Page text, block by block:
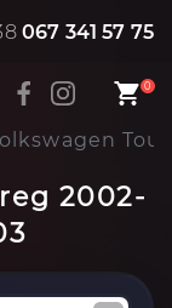
067 341 57 75
0
2002-